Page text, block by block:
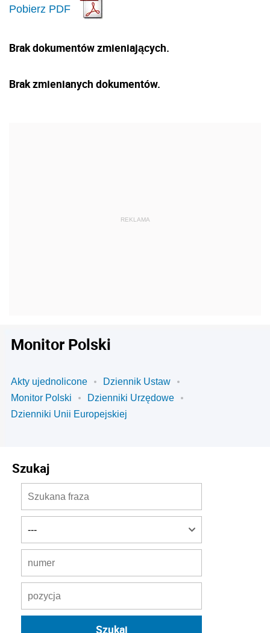
Pobierz PDF
Brak dokumentów zmieniających.
Brak zmienianych dokumentów.
Monitor Polski
Akty ujednolicone
Dziennik Ustaw
Monitor Polski
Dzienniki Urzędowe
Dzienniki Unii Europejskiej
Szukaj